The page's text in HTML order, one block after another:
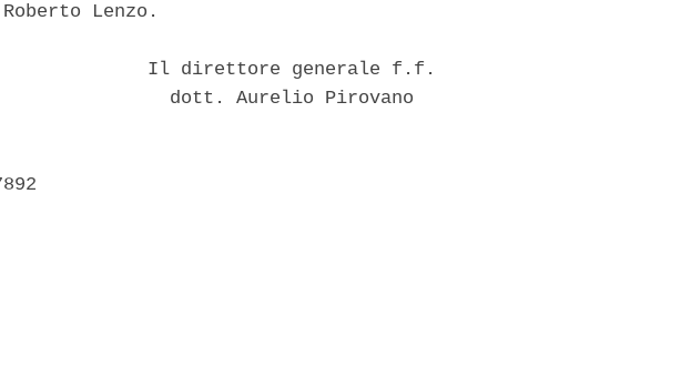
Roberto Lenzo.
Il direttore generale f.f.
dott. Aurelio Pirovano